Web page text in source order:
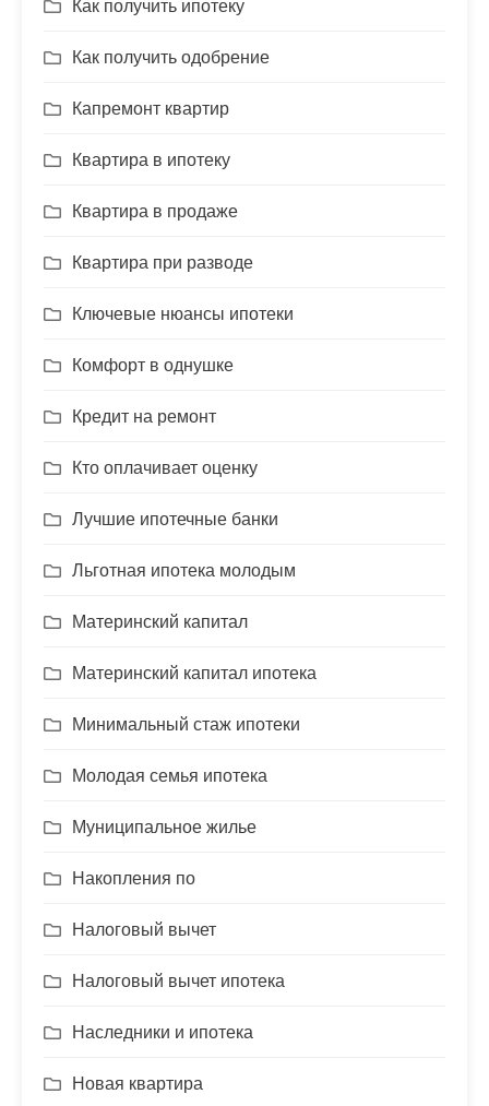
Как получить ипотеку
Как получить одобрение
Капремонт квартир
Квартира в ипотеку
Квартира в продаже
Квартира при разводе
Ключевые нюансы ипотеки
Комфорт в однушке
Кредит на ремонт
Кто оплачивает оценку
Лучшие ипотечные банки
Льготная ипотека молодым
Материнский капитал
Материнский капитал ипотека
Минимальный стаж ипотеки
Молодая семья ипотека
Муниципальное жилье
Накопления по
Налоговый вычет
Налоговый вычет ипотека
Наследники и ипотека
Новая квартира